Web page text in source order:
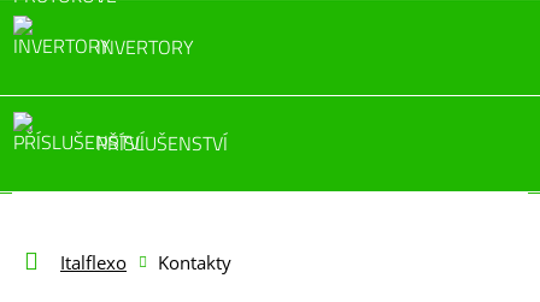
INVERTORY
PŘÍSLUŠENSTVÍ
Italflexo Kontakty